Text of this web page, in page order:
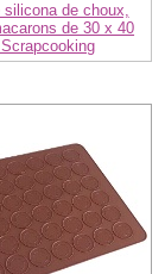
silicona de choux,
de 30 x 40